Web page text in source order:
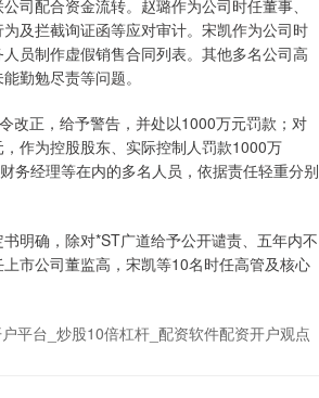
司配合资金流转。赵璐作为公司时任董事、
及拦截询证函等应对审计。宋凯作为公司时
员制作虚假销售合同列表。其他多名公司高
勤勉尽责等问题。
正，给予警告，并处以1000万元罚款；对
作为控股股东、实际控制人罚款1000万
务经理等在内的多名人员，依据责任轻重分别
明确，除对*ST广道给予公开谴责、五年内不
市公司董监高，宋凯等10名时任高管及核心
平台_炒股10倍杠杆_配资软件配资开户观点